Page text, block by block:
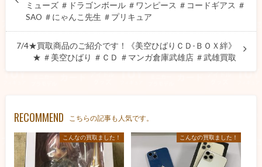
ミューズ ＃ドラゴンボール ＃ワンピース ＃コードギアス ＃
SAO ＃にゃんこ先生 ＃プリキュア
7/4★買取商品のご紹介です！《美空ひばりＣＤ-ＢＯＸ絆》
★ ＃美空ひばり ＃ＣＤ ＃マンガ倉庫武雄店 ＃武雄買取
RECOMMEND こちらの記事も人気です。
こんなの買取ました！ こんなの買取ました！